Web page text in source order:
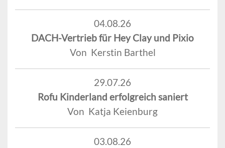
04.08.26
DACH-Vertrieb für Hey Clay und Pixio
Von Kerstin Barthel
29.07.26
Rofu Kinderland erfolgreich saniert
Von Katja Keienburg
03.08.26